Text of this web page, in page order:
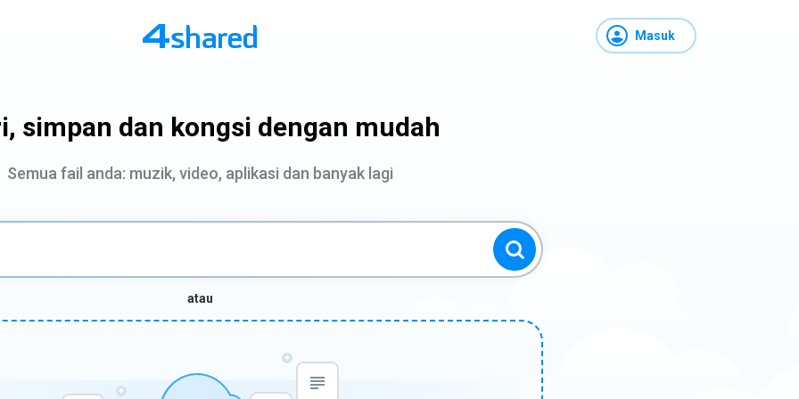
Masuk
simpan dan kongsi dengan mudah
Semua fail anda: muzik, video, aplikasi dan banyak lagi
atau